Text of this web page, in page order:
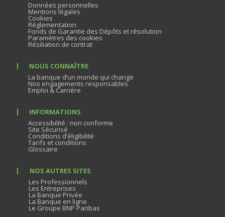
Données personnelles
Mentions légales
Cookies
Réglementation
Fonds de Garantie des Dépôts et résolution
Paramètres des cookies
Résiliation de contrat
NOUS CONNAÎTRE
La banque d’un monde qui change
Nos engagements responsables
Emploi & Carrière
INFORMATIONS
Accessibilité : non conforme
Site Sécurisé
Conditions d’éligibilité
Tarifs et conditions
Glossaire
NOS AUTRES SITES
Les Professionnels
Les Entreprises
La Banque Privée
La Banque en ligne
Le Groupe BNP Paribas